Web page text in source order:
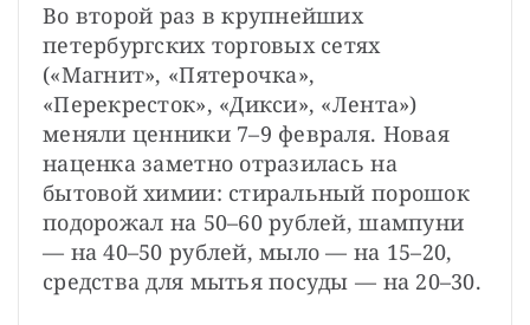
Во второй раз в крупнейших
петербургских торговых сетях
(«Магнит», «Пятерочка»,
«Перекресток», «Дикси», «Лента»)
меняли ценники 7–9 февраля. Новая
наценка заметно отразилась на
бытовой химии: стиральный порошок
подорожал на 50–60 рублей, шампуни
— на 40–50 рублей, мыло — на 15–20,
средства для мытья посуды — на 20–30.